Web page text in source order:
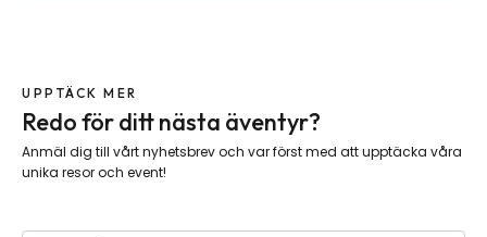
UPPTÄCK MER
Redo för ditt nästa äventyr?
Anmäl dig till vårt nyhetsbrev och var först med att upptäcka våra
unika resor och event!
Please